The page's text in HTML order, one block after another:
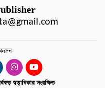
স্বত্বাধিকার সংরক্ষিত